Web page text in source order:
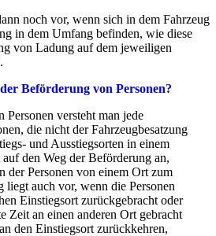
noch vor, wenn sich in dem Fahrzeug
in dem Umfang befinden, wie diese
von Ladung auf dem jeweiligen
Beförderung von Personen?
versteht man jede
die nicht der Fahrzeugbesatzung
und Ausstiegsorten in einem
den Weg der Beförderung an,
der Personen von einem Ort zum
liegt auch vor, wenn die Personen
Einstiegsort zurückgebracht oder
Zeit an einen anderen Ort gebracht
den Einstiegsort zurückkehren,